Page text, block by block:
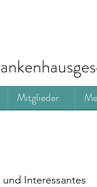
Mitglieder
und Interessantes